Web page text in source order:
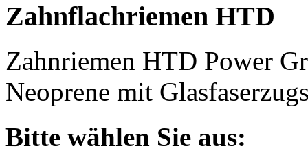
Zahnflachriemen HTD
Zahnriemen HTD Power
Neoprene mit
Bitte wählen Sie aus: